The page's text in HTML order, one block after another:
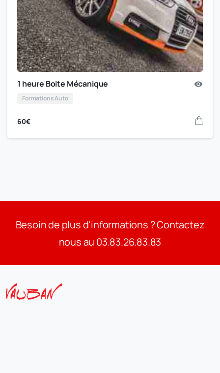
1 heure Boite Mécanique
Formations Auto
60€
Besoin de plus d'informations ? Contactez
nous au 03.83.26.83.83